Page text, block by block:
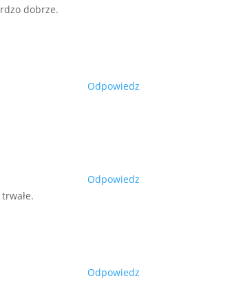
dobrze.
Odpowiedz
Odpowiedz
Odpowiedz